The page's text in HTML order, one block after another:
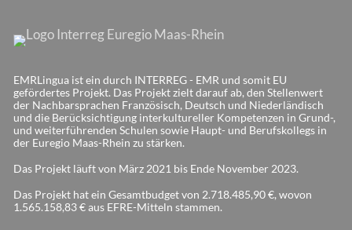
EMRLingua ist ein durch INTERREG - EMR und somit EU
gefördertes Projekt. Das Projekt zielt darauf ab, den Stellenwert
der Nachbarsprachen Französisch, Deutsch und Niederländisch
und die Berücksichtigung interkultureller Kompetenzen in Grund-,
und weiterführenden Schulen sowie Haupt- und Berufskollegs in
der Euregio Maas-Rhein zu stärken.
Das Projekt läuft von März 2021 bis Ende November 2023.
Das Projekt hat ein Gesamtbudget von 2.718.485,90 €, wovon
1.565.158,83 € aus EFRE-Mitteln stammen.